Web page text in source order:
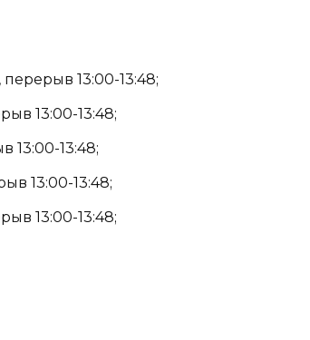
13:00-13:48;
13:00-13:48;
13:00-13:48;
13:00-13:48;
13:00-13:48;